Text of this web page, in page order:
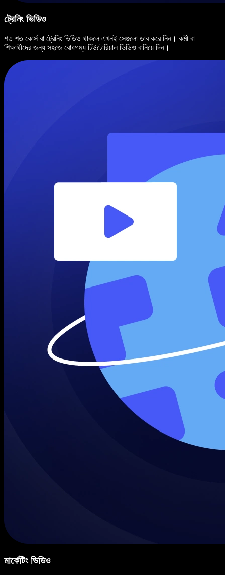
ট্রেনিং ভিডিও
শত শত কোর্স বা ট্রেনিং ভিডিও থাকলে এখনই সেগুলো ডাব করে নিন। কর্মী বা
শিক্ষার্থীদের জন্য সহজে বোধগম্য টিউটোরিয়াল ভিডিও বানিয়ে দিন।
মার্কেটিং ভিডিও